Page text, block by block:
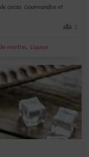
cacao. Gourmandise et
1
menthe, Liqueur